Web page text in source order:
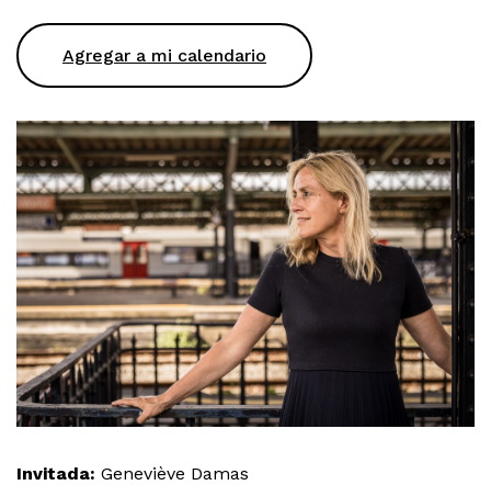
Agregar a mi calendario
Invitada: Geneviève Damas